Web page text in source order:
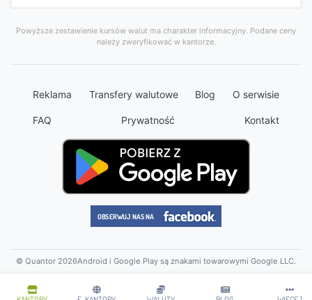
Powyższe zestawienie kursów walut ma charakter informacyjny. Podane ceny
należy zweryfikować w kantorze.
Reklama Transfery walutowe Blog O serwisie
FAQ Prywatność Kontakt
© Quantor 2026Android i Google Play są znakami towarowymi Google LLC.